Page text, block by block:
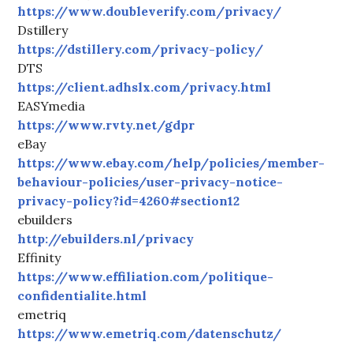
https://www.doubleverify.com/privacy/
Dstillery
https://dstillery.com/privacy-policy/
DTS
https://client.adhslx.com/privacy.html
EASYmedia
https://www.rvty.net/gdpr
eBay
https://www.ebay.com/help/policies/member-
behaviour-policies/user-privacy-notice-
privacy-policy?id=4260#section12
ebuilders
http://ebuilders.nl/privacy
Effinity
https://www.effiliation.com/politique-
confidentialite.html
emetriq
https://www.emetriq.com/datenschutz/